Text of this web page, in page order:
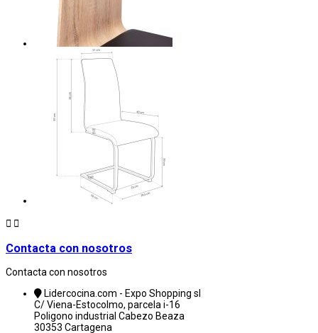
 
Contacta con nosotros
Contacta con nosotros
Lidercocina.com - Expo Shopping sl
C/ Viena-Estocolmo, parcela i-16
Poligono industrial Cabezo Beaza
30353 Cartagena